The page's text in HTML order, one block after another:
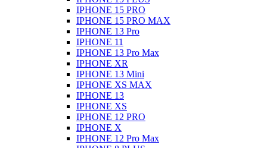
IPHONE 15 PRO
IPHONE 15 PRO MAX
IPHONE 13 Pro
IPHONE 11
IPHONE 13 Pro Max
IPHONE XR
IPHONE 13 Mini
IPHONE XS MAX
IPHONE 13
IPHONE XS
IPHONE 12 PRO
IPHONE X
IPHONE 12 Pro Max